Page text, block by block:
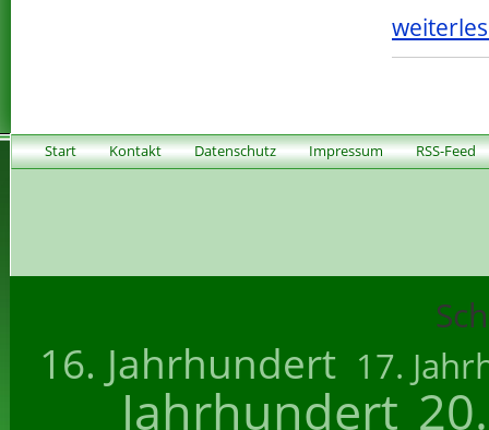
Start Kontakt Datenschutz Impressum RSS-Feed
16. Jahrhundert 17.
Jahrhundert